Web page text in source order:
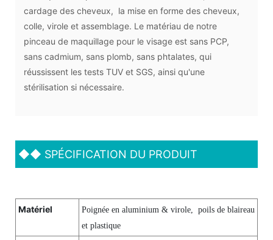
cardage des cheveux, la mise en forme des cheveux,
colle, virole et assemblage. Le matériau de notre
pinceau de maquillage pour le visage est sans PCP,
sans cadmium, sans plomb, sans phtalates, qui
réussissent les tests TUV et SGS, ainsi qu'une
stérilisation si nécessaire.
◆◆ SPÉCIFICATION DU PRODUIT
Matériel
Poignée en aluminium & virole, poils de blaireau
et plastique